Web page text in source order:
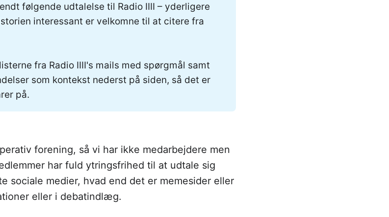
følgende udtalelse til Radio IIII – yderligere
interessant er velkomne til at citere fra
fra Radio IIII's mails med spørgmål samt
som kontekst nederst på siden, så det er
på.
forening, så vi har ikke medarbejdere men
har fuld ytringsfrihed til at udtale sig
sociale medier, hvad end det er memesider eller
eller i debatindlæg.